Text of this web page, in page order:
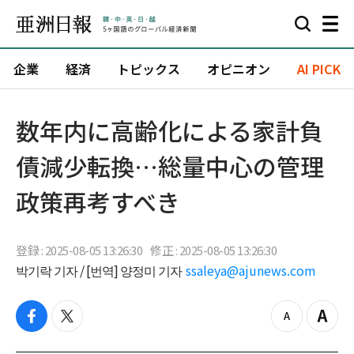
企業 経済 トピックス オピニオン AI PICK
数年内に高齢化による家計負
債減少転換…総量中心の管理
政策再考すべき
登録 : 2025-08-05 13:26:30 修正 : 2025-08-05 13:26:30
박기락 기자 / [번역] 양정미 기자 ssaleya@ajunews.com
f
t
z
Z